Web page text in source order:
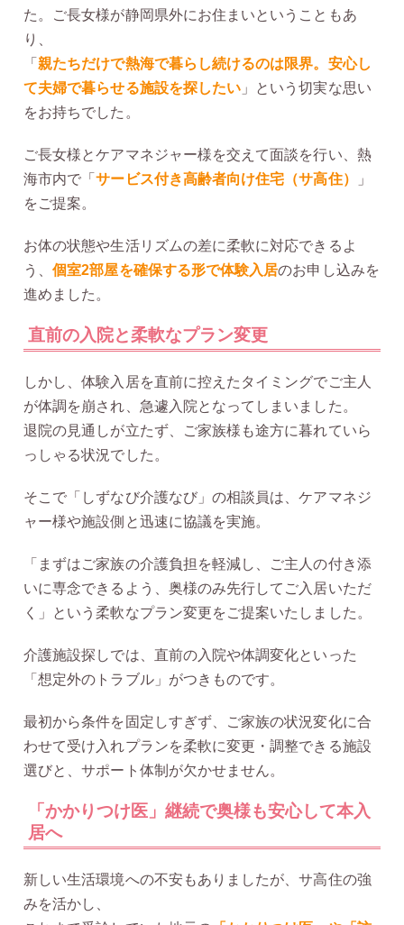
た。ご長女様が静岡県外にお住まいということもあ
り、
「親たちだけで熱海で暮らし続けるのは限界。安心し
て夫婦で暮らせる施設を探したい 」という切実な思い
をお持ちでした。
ご長女様とケアマネジャー様を交えて面談を行い、熱
海市内で「サービス付き高齢者向け住宅（サ高住）
」
をご提案。
お体の状態や生活リズムの差に柔軟に対応できるよ
う、個室2部屋を確保する形で体験入居のお申し込みを
進めました。
直前の入院と柔軟なプラン変更
しかし、体験入居を直前に控えたタイミングでご主人
が体調を崩され、急遽入院となってしまいました。
退院の見通しが立たず、ご家族様も途方に暮れていら
っしゃる状況でした。
そこで「しずなび介護なび」の相談員は、ケアマネジ
ャー様や施設側と迅速に協議を実施。
「まずはご家族の介護負担を軽減し、ご主人の付き添
いに専念できるよう、奥様のみ先行してご入居いただ
く」という柔軟なプラン変更をご提案いたしました。
介護施設探しでは、直前の入院や体調変化といった
「想定外のトラブル」がつきものです。
最初から条件を固定しすぎず、ご家族の状況変化に合
わせて受け入れプランを柔軟に変更・調整できる施設
選びと、サポート体制が欠かせません。
「かかりつけ医」継続で奥様も安心して本入
居へ
新しい生活環境への不安もありましたが、サ高住の強
みを活かし、